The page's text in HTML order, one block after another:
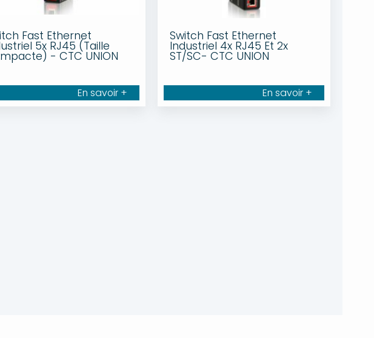
Fast Ethernet
5x RJ45 (Taille
- CTC UNION
En savoir +
Switch Fast Ethernet
Industriel 4x RJ45 Et 2x
ST/SC- CTC UNION
En savoir +